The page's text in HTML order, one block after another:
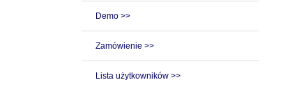
Demo >>
Zamówienie >>
Lista użytkowników >>